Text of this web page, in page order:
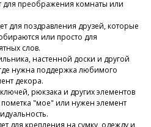
для преображения комнаты или
для поздравления друзей, которые
или просто для
слов.
настенной доски и другой
нужна поддержка любимого
декора.
рюкзака и других элементов
"мое" или нужен элемент